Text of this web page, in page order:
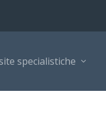
specialistiche